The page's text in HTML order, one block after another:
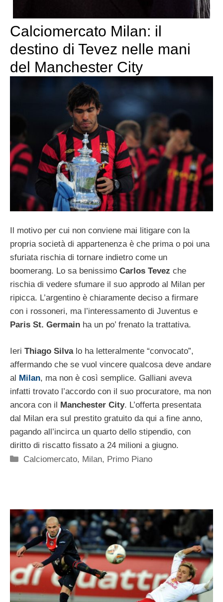
Calciomercato Milan: il
destino di Tevez nelle mani
del Manchester City
Il motivo per cui non conviene mai litigare con la
propria società di appartenenza è che prima o poi una
sfuriata rischia di tornare indietro come un
boomerang. Lo sa benissimo Carlos Tevez che
rischia di vedere sfumare il suo approdo al Milan per
ripicca. L’argentino è chiaramente deciso a firmare
con i rossoneri, ma l’interessamento di Juventus e
Paris St. Germain ha un po’ frenato la trattativa.
Ieri Thiago Silvalo ha letteralmente “convocato”,
affermando che se vuol vincere qualcosa deve andare
al Milan, ma non è così semplice. Galliani aveva
infatti trovato l’accordo con il suo procuratore, ma non
ancora con il Manchester City. L’offerta presentata
dal Milan era sul prestito gratuito da qui a fine anno,
pagando all’incirca un quarto dello stipendio, con
diritto di riscatto fissato a 24 milioni a giugno.
Categorie
Calciomercato, Milan, Primo Piano